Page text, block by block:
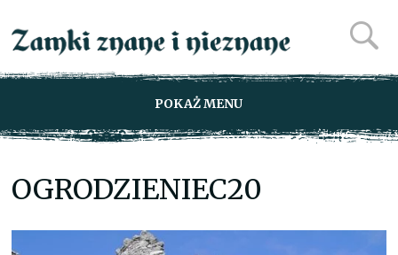
POKAŻ MENU
OGRODZIENIEC20